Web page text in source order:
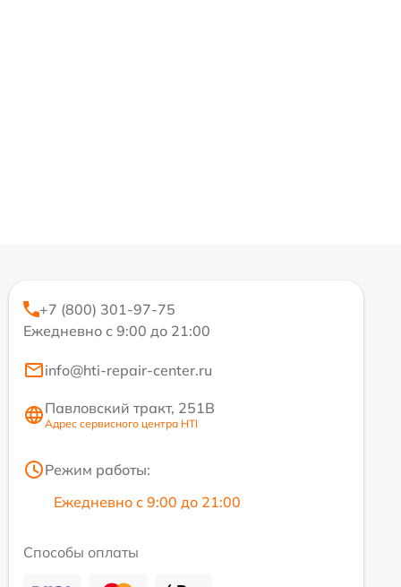
+7 (800) 301-97-75
Ежедневно с 9:00 до 21:00
info@hti-repair-center.ru
Павловский тракт, 251В
Адрес сервисного центра HTI
Режим работы:
Ежедневно с 9:00 до 21:00
Способы оплаты